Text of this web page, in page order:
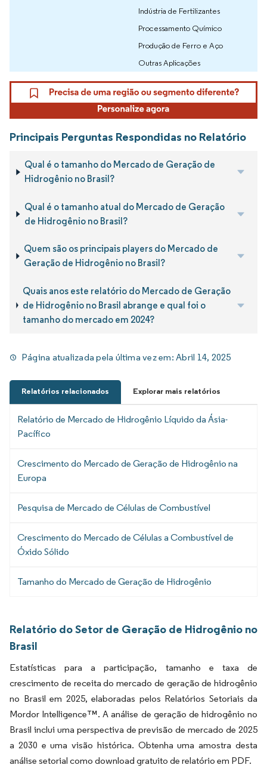
Indústria de Fertilizantes
Processamento Químico
Produção de Ferro e Aço
Outras Aplicações
Principais Perguntas Respondidas no Relatório
Qual é o tamanho do Mercado de Geração de
Hidrogênio no Brasil?
Qual é o tamanho atual do Mercado de Geração
de Hidrogênio no Brasil?
Quem são os principais players do Mercado de
Geração de Hidrogênio no Brasil?
Quais anos este relatório do Mercado de Geração
de Hidrogênio no Brasil abrange e qual foi o
tamanho do mercado em 2024?
Página atualizada pela última vez em:Abril 14, 2025
Relatórios relacionados Explorar mais relatórios
Relatório de Mercado de Hidrogênio Líquido da Ásia-
Pacífico
Crescimento do Mercado de Geração de Hidrogênio na
Europa
Pesquisa de Mercado de Células de Combustível
Crescimento do Mercado de Células a Combustível de
Óxido Sólido
Tamanho do Mercado de Geração de Hidrogênio
Relatório do Setor de Geração de Hidrogênio no
Brasil
Estatísticas para a participação, tamanho e taxa de
crescimento de receita do mercado de geração de hidrogênio
no Brasil em 2025, elaboradas pelos Relatórios Setoriais da
Mordor Intelligence™. A análise de geração de hidrogênio no
Brasil inclui uma perspectiva de previsão de mercado de 2025
a 2030 e uma visão histórica. Obtenha uma amostra desta
análise setorial como download gratuito de relatório em PDF.